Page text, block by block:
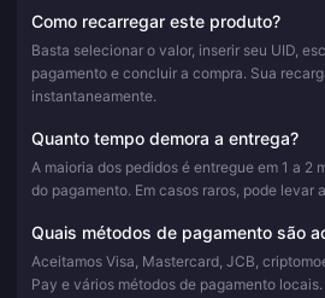
Como recarregar este produto?
Basta selecionar o valor, inserir seu UID,
pagamento e concluir a compra. Sua
instantaneamente.
Quanto tempo demora a entrega?
A maioria dos pedidos é entregue em 1 a 2
do pagamento. Em casos raros, pode levar
Quais métodos de pagamento são
Aceitamos Visa, Mastercard, JCB,
Pay e vários métodos de pagamento locais.